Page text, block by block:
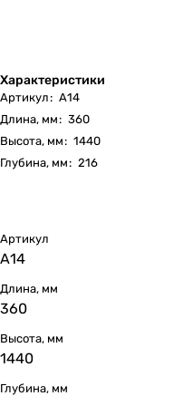
Характеристики
Артикул: А14
Длина, мм: 360
Высота, мм: 1440
Глубина, мм: 216
Артикул
А14
Длина, мм
360
Высота, мм
1440
Глубина, мм